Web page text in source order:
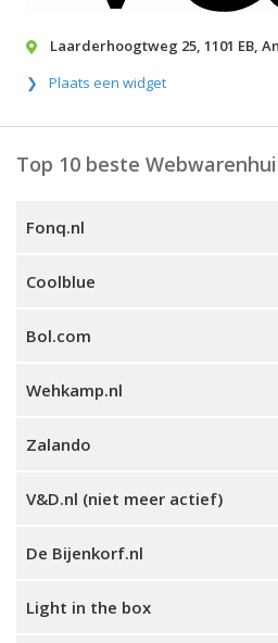
Laarderhoogtweg 25, 1101 EB,
Plaats een widget
Top 10 beste
Fonq.nl
Coolblue
Bol.com
Wehkamp.nl
Zalando
V&D.nl (niet meer actief)
De Bijenkorf.nl
Light in the box